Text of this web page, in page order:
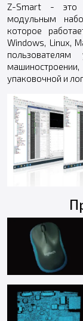
Z-Smart - это
модульным
которое
Windows, Linux,
упаковочной и